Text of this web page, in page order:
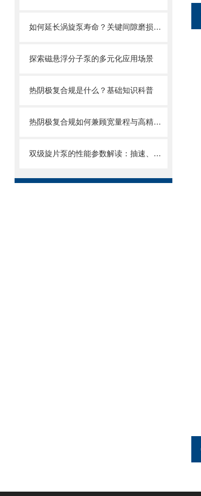
如何延长涡旋泵寿命？关键间隙磨损与补偿设计
探索磁悬浮分子泵的多元化应用场景
热阴极复合规是什么？基础知识科普
热阴极复合规如何兼顾宽量程与高精度？
双级旋片泵的性能参数解读：抽速、极限真空、功率如何看？